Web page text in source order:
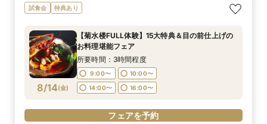
8/13(木 )
※＼まずは情報収集だけ／※90分クイックで会場
ご案内フェア
9:00〜
10:00〜
14:00〜
16:00〜
フェアを予約
8/13(木 )
《★オンライン90分フェア★》一旦情報収集の
方＆遠方の方向け
9:00〜
10:00〜
14:00〜
16:00〜
フェアを予約
試食会 特典あり
8/14(金)
【菊水楼FULL体験】15大特典＆目の前仕上げの
お料理堪能フェア
所要時間：3時間程度
9:00〜
10:00〜
14:00〜
16:00〜
フェアを予約